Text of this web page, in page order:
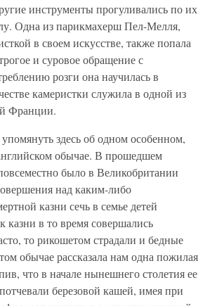
инструменты прогуливались по их
Одна из парикмахерш Пел-Мелля,
в своем искусстве, также попала
и суровое обращение с
розги она научилась в
камеристки служила в одной из
Франции.
здесь об одном особенном,
обычае. В прошедшем
было в Великобритании
над каким-либо
казни сечь в семье детей
казни в то время совершались
то рикошетом страдали и бедные
обычае рассказала нам одна пожилая
что в начале нынешнего столетия ее
березовой кашей, имея при